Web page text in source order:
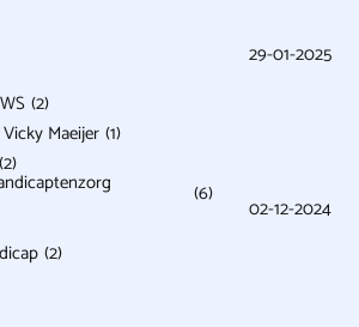
(2)
Maeijer (1)
(2)
(6)
(2)
29-01-2025
02-12-2024